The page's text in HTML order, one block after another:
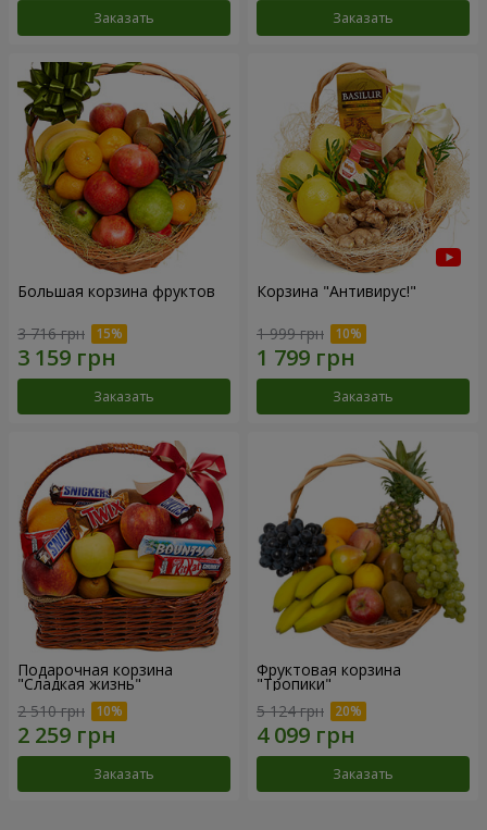
Заказать Заказать
Большая корзина фруктов
3 716 грн
Заказать
Корзина "Антивирус!"
1 999 грн
Заказать
Подарочная корзина
"Сладкая жизнь"
2 510 грн
Заказать
Фруктовая корзина
"Тропики"
5 124 грн
Заказать